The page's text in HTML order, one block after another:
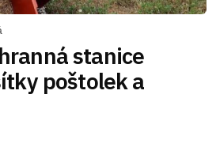
stanice
poštolek a